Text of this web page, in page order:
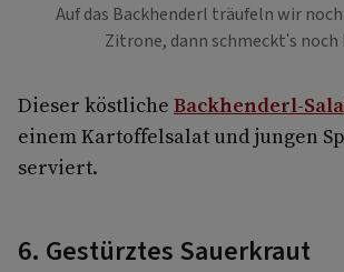
Auf das Backhenderl träufeln wir noch
Zitrone, dann schmeckt's noch
Dieser köstliche Backhenderl-
einem Kartoffelsalat und jungen
serviert.
6. Gestürztes Sauerkraut